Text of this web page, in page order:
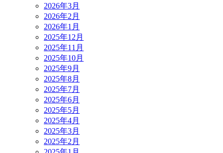
2026年3月
2026年2月
2026年1月
2025年12月
2025年11月
2025年10月
2025年9月
2025年8月
2025年7月
2025年6月
2025年5月
2025年4月
2025年3月
2025年2月